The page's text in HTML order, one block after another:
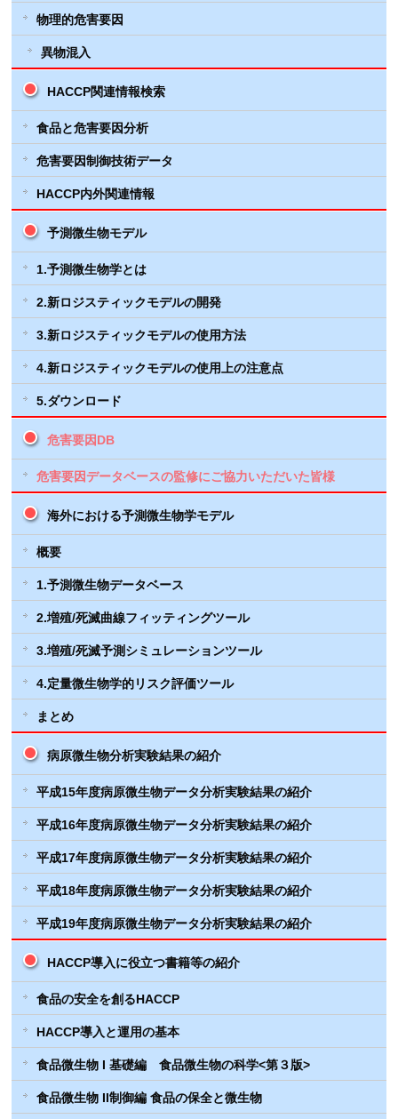
物理的危害要因
異物混入
HACCP関連情報検索
食品と危害要因分析
危害要因制御技術データ
HACCP内外関連情報
予測微生物モデル
1.予測微生物学とは
2.新ロジスティックモデルの開発
3.新ロジスティックモデルの使用方法
4.新ロジスティックモデルの使用上の注意点
5.ダウンロード
危害要因DB
危害要因データベースの監修にご協力いただいた皆様
海外における予測微生物学モデル
概要
1.予測微生物データベース
2.増殖/死滅曲線フィッティングツール
3.増殖/死滅予測シミュレーションツール
4.定量微生物学的リスク評価ツール
まとめ
病原微生物分析実験結果の紹介
平成15年度病原微生物データ分析実験結果の紹介
平成16年度病原微生物データ分析実験結果の紹介
平成17年度病原微生物データ分析実験結果の紹介
平成18年度病原微生物データ分析実験結果の紹介
平成19年度病原微生物データ分析実験結果の紹介
HACCP導入に役立つ書籍等の紹介
食品の安全を創るHACCP
HACCP導入と運用の基本
食品微生物 I 基礎編 食品微生物の科学<第３版>
食品微生物 II制御編 食品の保全と微生物